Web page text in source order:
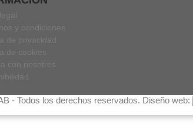
y condiciones
de privacidad
de cookies
con nosotros
- Todos los derechos reservados. Diseño web: